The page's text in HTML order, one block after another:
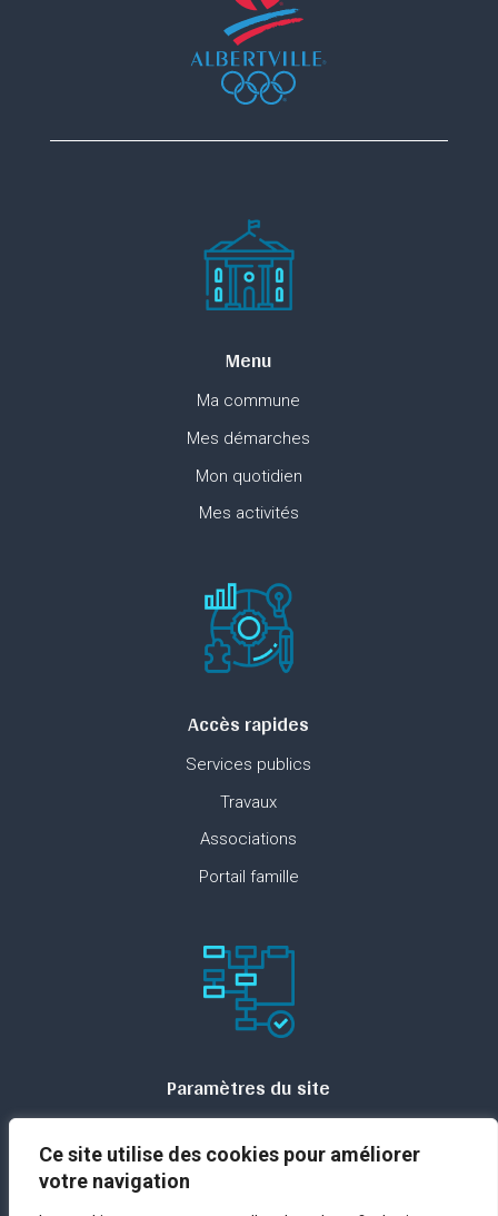
Ce site utilise des cookies pour améliorer
votre navigation
Menu
Ma commune
Mes démarches
Mon quotidien
Mes activités
Accès rapides
Services publics
Travaux
Associations
Portail famille
Paramètres du site
Contact